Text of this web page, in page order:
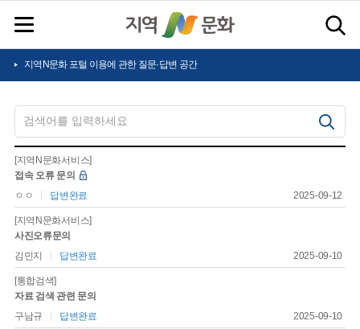
지역N문화 포털 이용에 관한 질문·답변 공간
[지역N문화서비스]
접속 오류 문의
ㅇㅇ
2025-09-12
답변완료
[지역N문화서비스]
사진오류문의
김민지
2025-09-10
답변완료
[통합검색]
자료 검색 관련 문의
구남규
2025-09-10
답변완료